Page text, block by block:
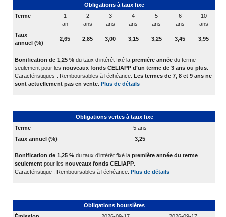
Obligations à taux fixe
Terme
1
an
2
ans
3
ans
4
ans
5
ans
6
ans
10
ans
Taux
annuel (%)
2,65 2,85 3,00 3,15 3,25 3,45 3,95
Bonification de 1,25 % du taux d’intérêt fixé la première année du terme
seulement pour les nouveaux fonds CELIAPP d’un terme de 3 ans ou plus
Caractéristiques : Remboursables à l’échéance. Les termes de 7, 8 et 9 ans ne
sont actuellement pas en vente. Plus de détails
Obligations vertes à taux fixe
Terme
5 ans
Taux annuel (%)
3,25
Bonification de 1,25 % du taux d’intérêt fixé la première année du terme
seulement pour les nouveaux fonds CELIAPP
Caractéristique : Remboursables à l’échéance. Plus de détails
Obligations boursières